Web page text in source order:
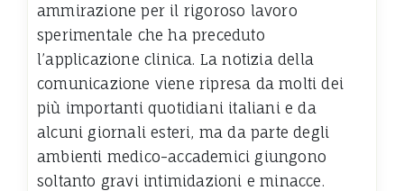
ammirazione per il rigoroso lavoro
sperimentale che ha preceduto
l’applicazione clinica. La notizia della
comunicazione viene ripresa da molti dei
più importanti quotidiani italiani e da
alcuni giornali esteri, ma da parte degli
ambienti medico-accademici giungono
soltanto gravi intimidazioni e minacce.